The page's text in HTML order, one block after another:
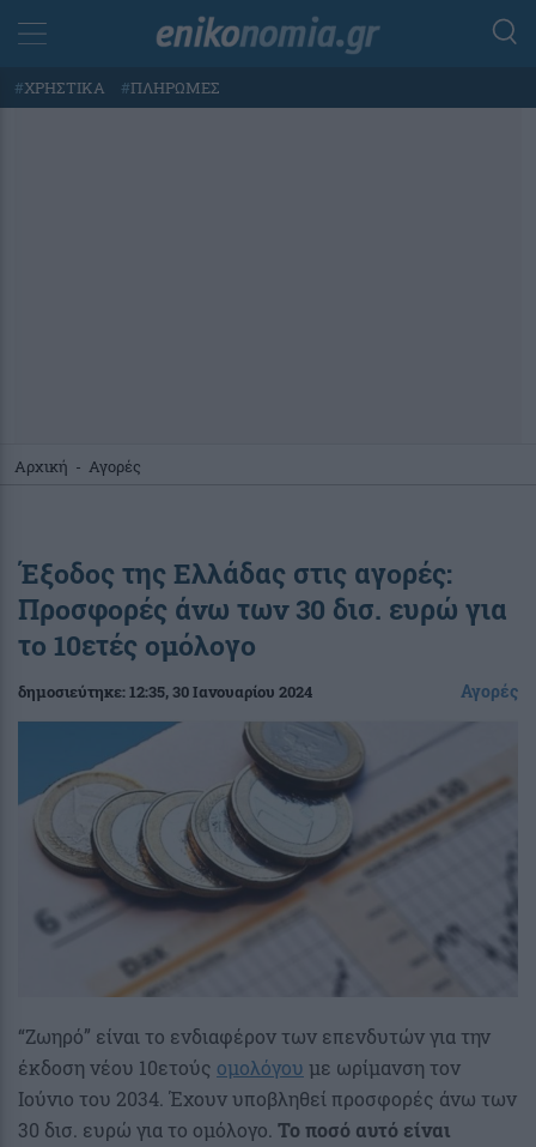
#ΧΡΗΣΤΙΚΑ #ΠΛΗΡΩΜΕΣ
Αρχική - Αγορές
Έξοδος της Ελλάδας στις αγορές:
Προσφορές άνω των 30 δισ. ευρώ για
το 10ετές ομόλογο
δημοσιεύτηκε:12:35, 30 Ιανουαρίου 2024 Αγορές
“Ζωηρό” είναι το ενδιαφέρον των επενδυτών για την
έκδοση νέου 10ετούς ομολόγου με ωρίμανση τον
Ιούνιο του 2034. Έχουν υποβληθεί προσφορές άνω των
30 δισ. ευρώ για το ομόλογο. Το ποσό αυτό είναι